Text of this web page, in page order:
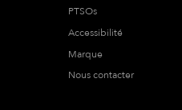
PTSOs
Accessibilité
Marque
Nous contacter